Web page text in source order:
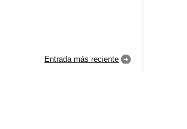
Entrada más reciente